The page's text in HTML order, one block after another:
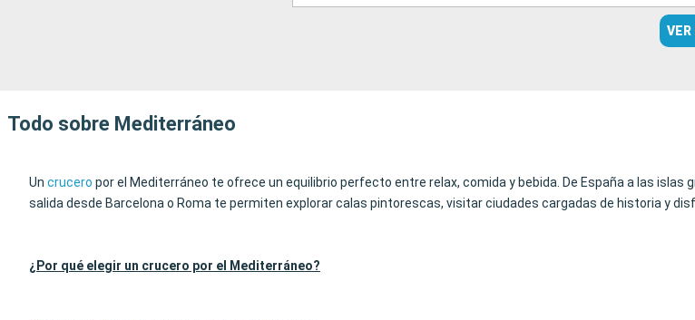
VER
Todo sobre Mediterráneo
Un crucero por el Mediterráneo te ofrece un equilibrio perfecto entre relax, comida y bebida. De España a las
salida desde Barcelona o Roma te permiten explorar calas pintorescas, visitar ciudades cargadas de historia y
¿Por qué elegir un crucero por el Mediterráneo?